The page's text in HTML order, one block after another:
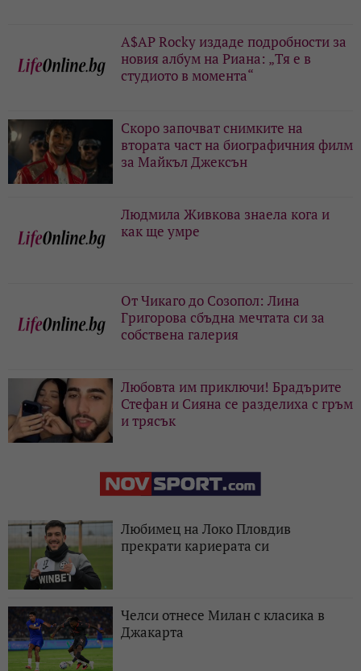
A$AP Rocky издаде подробности за
новия албум на Риана: „Тя е в
студиото в момента“
Скоро започват снимките на
втората част на биографичния филм
за Майкъл Джексън
Людмила Живкова знаела кога и
как ще умре
От Чикаго до Созопол: Лина
Григорова сбъдна мечтата си за
собствена галерия
Любовта им приключи! Брадърите
Стефан и Сияна се разделиха с гръм
и трясък
Любимец на Локо Пловдив
прекрати кариерата си
Челси отнесе Милан с класика в
Джакарта